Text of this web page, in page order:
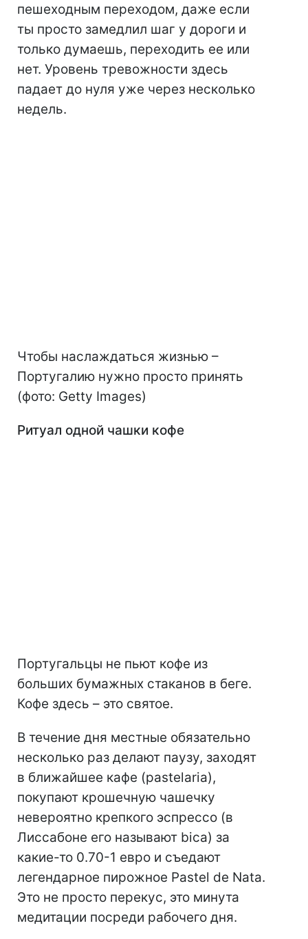
пешеходным переходом, даже если
ты просто замедлил шаг у дороги и
только думаешь, переходить ее или
нет. Уровень тревожности здесь
падает до нуля уже через несколько
недель.
Чтобы наслаждаться жизнью –
Португалию нужно просто принять
(фото: Getty Images)
Ритуал одной чашки кофе
Португальцы не пьют кофе из
больших бумажных стаканов в беге.
Кофе здесь – это святое.
В течение дня местные обязательно
несколько раз делают паузу, заходят
в ближайшее кафе (pastelaria),
покупают крошечную чашечку
невероятно крепкого эспрессо (в
Лиссабоне его называют bica) за
какие-то 0.70-1 евро и съедают
легендарное пирожное Pastel de Nata.
Это не просто перекус, это минута
медитации посреди рабочего дня.